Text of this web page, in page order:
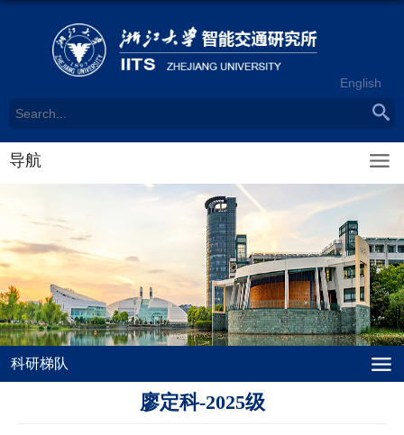
English
导航
科研梯队
廖定科-2025级